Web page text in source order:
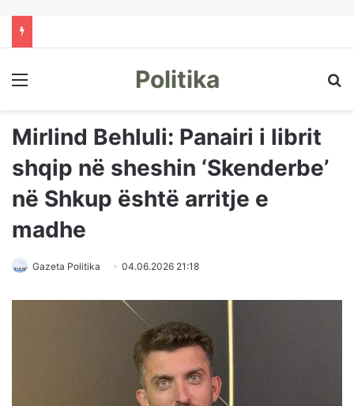
Menu Politika
Mirlind Behluli: Panairi i librit
shqip në sheshin ‘Skenderbe’
në Shkup është arritje e
madhe
Gazeta Politika 04.06.2026 21:18